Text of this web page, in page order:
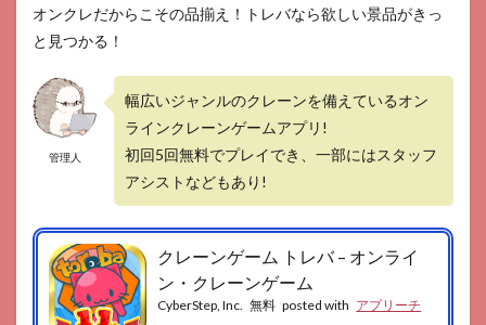
オンクレだからこその品揃え！トレバなら欲しい景品がきっ
と見つかる！
管理人
幅広いジャンルのクレーンを備えているオン
ラインクレーンゲームアプリ!
初回5回無料でプレイでき、一部にはスタッフ
アシストなどもあり!
クレーンゲーム トレバ – オンライ
ン・クレーンゲーム
CyberStep, Inc. 無料 posted with アプリーチ